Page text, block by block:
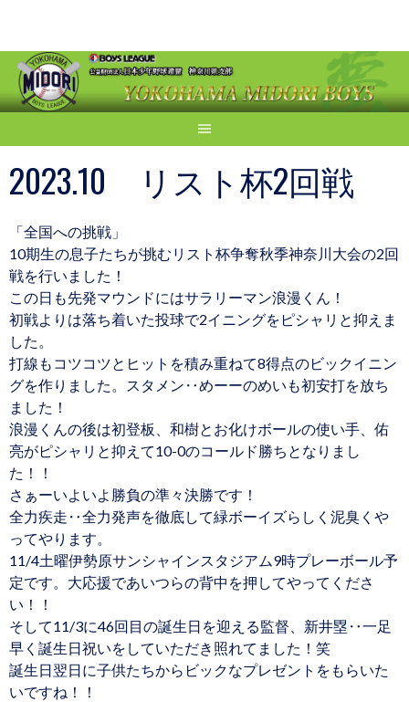
content
2023.10 リスト杯2回戦
「全国への挑戦」
10期生の息子たちが挑むリスト杯争奪秋季神奈川大会の2回
戦を行いました！
この日も先発マウンドにはサラリーマン浪漫くん！
初戦よりは落ち着いた投球で2イニングをピシャリと抑えま
した。
打線もコツコツとヒットを積み重ねて8得点のビックイニン
グを作りました。スタメン‥めーーのめいも初安打を放ち
ました！
浪漫くんの後は初登板、和樹とお化けボールの使い手、佑
亮がピシャリと抑えて10-0のコールド勝ちとなりまし
た！！
さぁーいよいよ勝負の準々決勝です！
全力疾走‥全力発声を徹底して緑ボーイズらしく泥臭くや
ってやります。
11/4土曜伊勢原サンシャインスタジアム9時プレーボール予
定です。大応援であいつらの背中を押してやってくださ
い！！
そして11/3に46回目の誕生日を迎える監督、新井塁‥一足
早く誕生日祝いをしていただき照れてました！笑
誕生日翌日に子供たちからビックなプレゼントをもらいた
いですね！！